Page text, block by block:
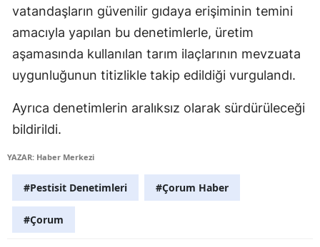
Erzincan
Erzurum
Eskişehir
Gaziantep
Hakkari
vatandaşların güvenilir gıdaya erişiminin temini
amacıyla yapılan bu denetimlerle, üretim
aşamasında kullanılan tarım ilaçlarının mevzuata
uygunluğunun titizlikle takip edildiği vurgulandı.
Ayrıca denetimlerin aralıksız olarak sürdürüleceği
bildirildi.
YAZAR: Haber Merkezi
#Pestisit Denetimleri #Çorum Haber
#Çorum